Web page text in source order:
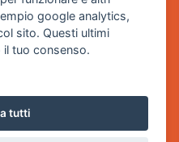
google analytics,
sito. Questi ultimi
tuo consenso.
tutti